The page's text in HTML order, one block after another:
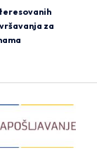
za